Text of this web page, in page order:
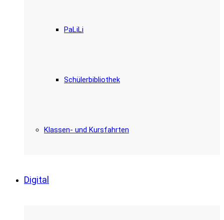
PaLiLi
Schülerbibliothek
Klassen- und Kursfahrten
Digital